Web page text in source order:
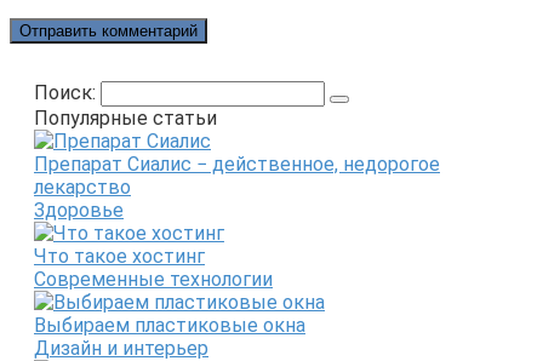
Поиск:
Популярные статьи
Препарат Сиалис − действенное, недорогое
лекарство
Здоровье
Что такое хостинг
Современные технологии
Выбираем пластиковые окна
Дизайн и интерьер